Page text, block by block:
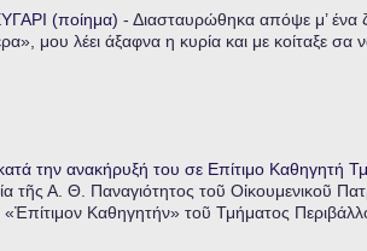
(ποίημα) - Διασταυρώθηκα απόψε μ’ ένα
μου λέει άξαφνα η κυρία και με κοίταξε σα
την ανακήρυξή του σε Επίτιμο Καθηγητή
τῆς Α. Θ. Παναγιότητος τοῦ Οἰκουμενικοῦ
«Ἐπίτιμον Καθηγητήν» τοῦ Τμήματος